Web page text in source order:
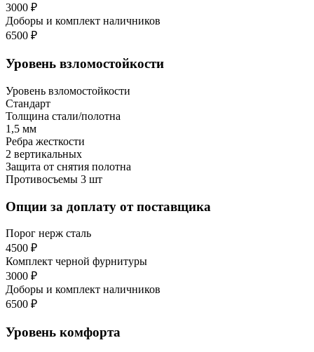
3000 ₽
Доборы и комплект наличников
6500 ₽
Уровень взломостойкости
Уровень взломостойкости
Стандарт
Толщина стали/полотна
1,5 мм
Ребра жесткости
2 вертикальных
Защита от снятия полотна
Противосъемы 3 шт
Опции за доплату от поставщика
Порог нерж сталь
4500 ₽
Комплект черной фурнитуры
3000 ₽
Доборы и комплект наличников
6500 ₽
Уровень комфорта